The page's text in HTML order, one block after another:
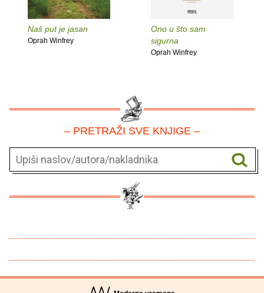
Naš put je jasan
Oprah Winfrey
Ono u što sam
sigurna
Oprah Winfrey
– PRETRAŽI SVE KNJIGE –